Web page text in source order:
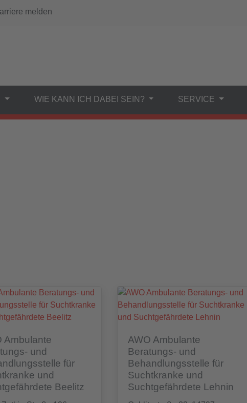
melden
WIE KANN ICH DABEI SEIN? SERVICE
Ambulante
und
für
und
Beelitz
AWO Ambulante
Beratungs- und
Behandlungsstelle für
Suchtkranke und
Suchtgefährdete Lehnin